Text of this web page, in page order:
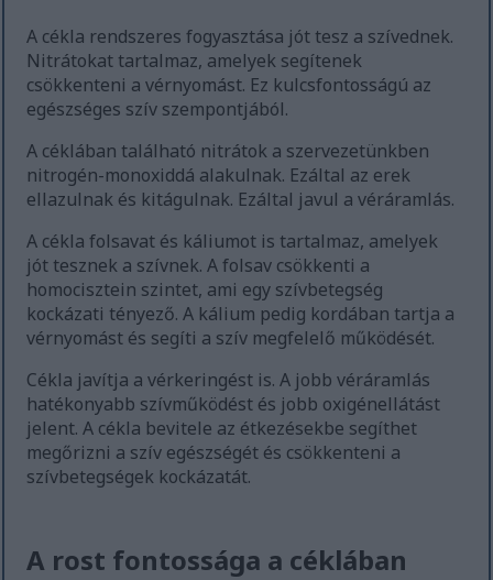
A cékla rendszeres fogyasztása jót tesz a szívednek.
Nitrátokat tartalmaz, amelyek segítenek
csökkenteni a vérnyomást. Ez kulcsfontosságú az
egészséges szív szempontjából.
A céklában található nitrátok a szervezetünkben
nitrogén-monoxiddá alakulnak. Ezáltal az erek
ellazulnak és kitágulnak. Ezáltal javul a véráramlás.
A cékla folsavat és káliumot is tartalmaz, amelyek
jót tesznek a szívnek. A folsav csökkenti a
homocisztein szintet, ami egy szívbetegség
kockázati tényező. A kálium pedig kordában tartja a
vérnyomást és segíti a szív megfelelő működését.
Cékla javítja a vérkeringést is. A jobb véráramlás
hatékonyabb szívműködést és jobb oxigénellátást
jelent. A cékla bevitele az étkezésekbe segíthet
megőrizni a szív egészségét és csökkenteni a
szívbetegségek kockázatát.
A rost fontossága a céklában